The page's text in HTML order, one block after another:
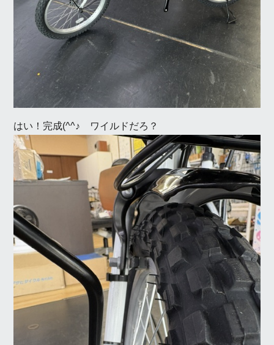
はい！完成(^^♪ ワイルドだろ？